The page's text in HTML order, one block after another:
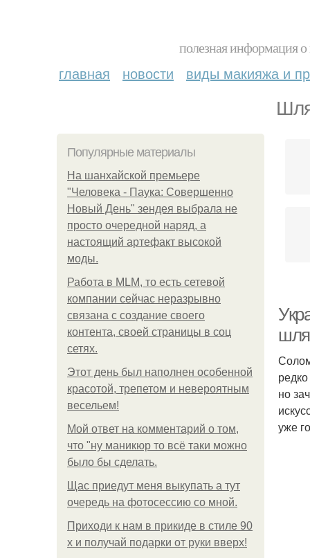
полезная информация
главная новости виды макияжа и
Популярные материалы
На шанхайской премьере
"Человека - Паука: Совершенно
Новый День" зендея выбрала не
просто очередной наряд, а
настоящий артефакт высокой
моды.
Работа в MLM, то есть сетевой
компании сейчас неразрывно
связана с создание своего
контента, своей страницы в соц
сетях.
Этот день был наполнен особенной
красотой, трепетом и невероятным
весельем!
Мой ответ на комментарий о том,
что "ну маникюр то всё таки можно
было бы сделать.
Щас приедут меня выкупать а тут
очередь на фотосессию со мной.
Приходи к нам в прикиде в стиле 90
х и получай подарки от руки вверх!
но
уже